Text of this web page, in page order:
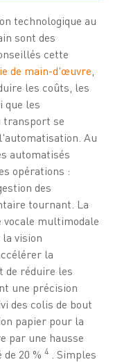
technologique au
sont des
cette
de main-d'œuvre
les coûts, les
que les
transport se
Au
automatisés
opérations :
des
tournant. La
vocale multimodale
vision
la
de réduire les
une précision
des colis de bout
papier pour la
par une hausse
20 % 4. Simples